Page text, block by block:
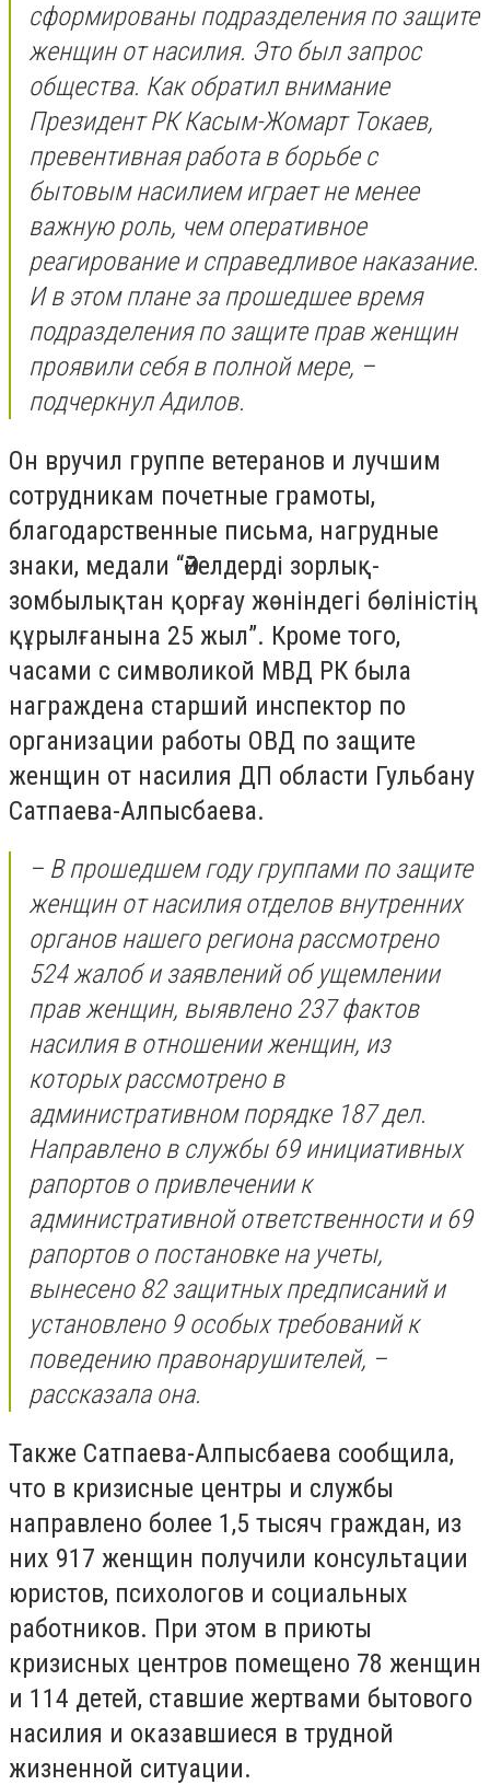
сформированы подразделения по защите
женщин от насилия. Это был запрос
общества. Как обратил внимание
Президент РК Касым-Жомарт Токаев,
превентивная работа в борьбе с
бытовым насилием играет не менее
важную роль, чем оперативное
реагирование и справедливое наказание.
И в этом плане за прошедшее время
подразделения по защите прав женщин
проявили себя в полной мере, –
подчеркнул Адилов.
Он вручил группе ветеранов и лучшим
сотрудникам почетные грамоты,
благодарственные письма, нагрудные
знаки, медали “Әйелдерді зорлық-
зомбылықтан қорғау жөніндегі бөліністің
құрылғанына 25 жыл”. Кроме того,
часами с символикой МВД РК была
награждена старший инспектор по
организации работы ОВД по защите
женщин от насилия ДП области Гульбану
Сатпаева-Алпысбаева.
– В прошедшем году группами по защите
женщин от насилия отделов внутренних
органов нашего региона рассмотрено
524 жалоб и заявлений об ущемлении
прав женщин, выявлено 237 фактов
насилия в отношении женщин, из
которых рассмотрено в
административном порядке 187 дел.
Направлено в службы 69 инициативных
рапортов о привлечении к
административной ответственности и 69
рапортов о постановке на учеты,
вынесено 82 защитных предписаний и
установлено 9 особых требований к
поведению правонарушителей, –
рассказала она.
Также Сатпаева-Алпысбаева сообщила,
что в кризисные центры и службы
направлено более 1,5 тысяч граждан, из
них 917 женщин получили консультации
юристов, психологов и социальных
работников. При этом в приюты
кризисных центров помещено 78 женщин
и 114 детей, ставшие жертвами бытового
насилия и оказавшиеся в трудной
жизненной ситуации.